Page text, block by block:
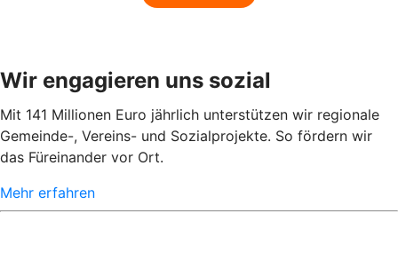
Wir engagieren uns sozial
Mit 141 Millionen Euro jährlich unterstützen wir regionale
Gemeinde-, Vereins- und Sozialprojekte. So fördern wir
das Füreinander vor Ort.
Mehr erfahren